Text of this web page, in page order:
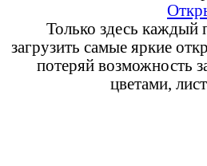
Только здесь каждый
загрузить самые яркие
потеряй возможность
цветами,